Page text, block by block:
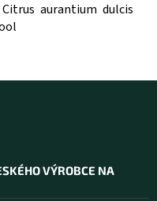
aurantium dulcis
VÝROBCE NA